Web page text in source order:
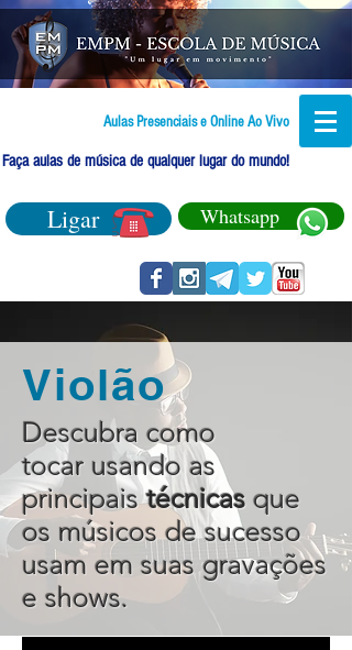
Aulas Presenciais e Online Ao Vivo
Faça aulas de música de qualquer lugar do mundo!
Ligar Whatsapp
Violão
Descubra como
tocar usando as
principaistécnicas que
os músicos de sucesso
usam em suas gravações
e shows.